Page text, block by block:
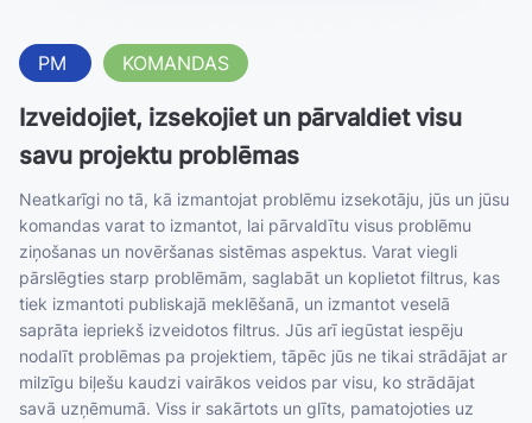
PM KOMANDAS
Izveidojiet, izsekojiet un pārvaldiet visu
savu projektu problēmas
Neatkarīgi no tā, kā izmantojat problēmu izsekotāju, jūs un jūsu
komandas varat to izmantot, lai pārvaldītu visus problēmu
ziņošanas un novēršanas sistēmas aspektus. Varat viegli
pārslēgties starp problēmām, saglabāt un koplietot filtrus, kas
tiek izmantoti publiskajā meklēšanā, un izmantot veselā
saprāta iepriekš izveidotos filtrus. Jūs arī iegūstat iespēju
nodalīt problēmas pa projektiem, tāpēc jūs ne tikai strādājat ar
milzīgu biļešu kaudzi vairākos veidos par visu, ko strādājat
savā uzņēmumā. Viss ir sakārtots un glīts, pamatojoties uz